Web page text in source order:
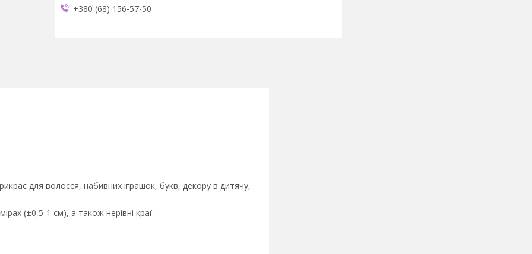
+380 (68) 156-57-50
для волосся, набивних іграшок, букв, декору в дитячу,
(±0,5-1 см), а також нерівні краї.